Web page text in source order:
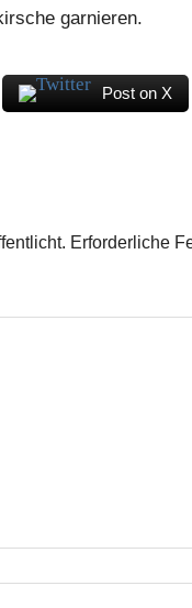
garnieren.
Post on X
Erforderliche